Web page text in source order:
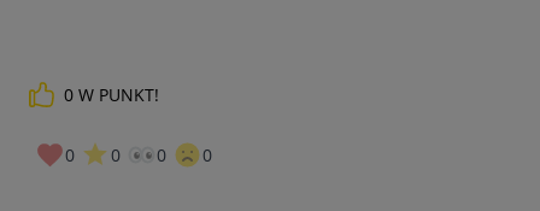
0 W PUNKT!
0 0 0 0